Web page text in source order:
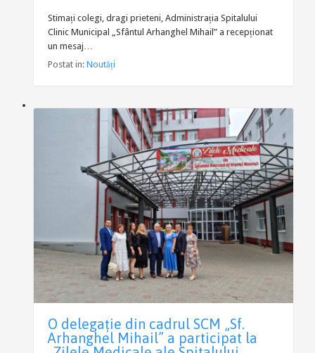
Stimați colegi, dragi prieteni, Administrația Spitalului
Clinic Municipal „Sfântul Arhanghel Mihail” a recepționat
un mesaj…
Postat in: Noutăți
O delegație din cadrul SCM „Sf.
Arhanghel Mihail” a participat la